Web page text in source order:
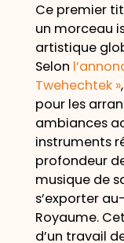
Ce premier
un morceau
artistique
Selon
Twehechtek »
pour les
ambiances
instruments
profondeur
musique de
s’exporter
Royaume.
d’un travail